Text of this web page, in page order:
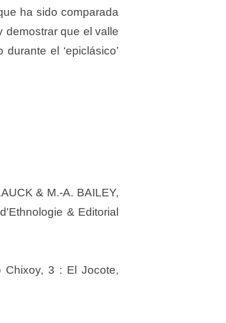
ha sido comparada
demostrar que el valle
el ‘epiclásico’
& M.-A. BAILEY,
& Editorial
Chixoy, 3 : El Jocote,